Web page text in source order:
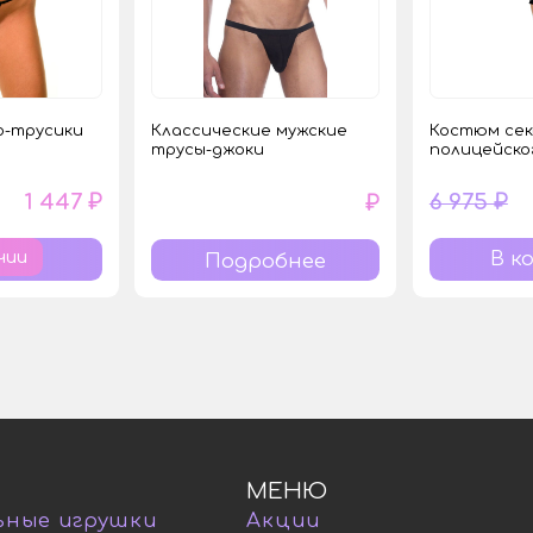
трусики
1 447 ₽
Классические мужские
трусы-джоки
₽
Подробнее
Костюм
6 975 ₽
игрушки
МЕНЮ
Акции